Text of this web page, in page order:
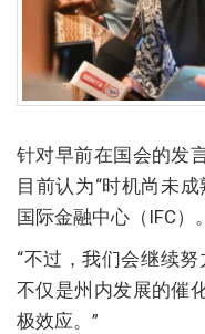
针对早前在国会的发
目前认为“时机尚未
国际金融中心（IFC）。
“不过，我们会继续
不仅是州内发展的催
极效应。”